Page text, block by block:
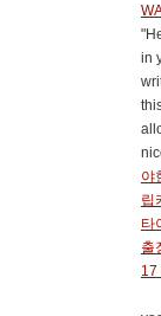
in
야
립
타
출
17